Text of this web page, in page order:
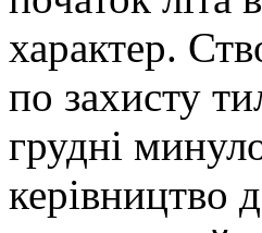
характер.
по захисту
грудні
керівництво